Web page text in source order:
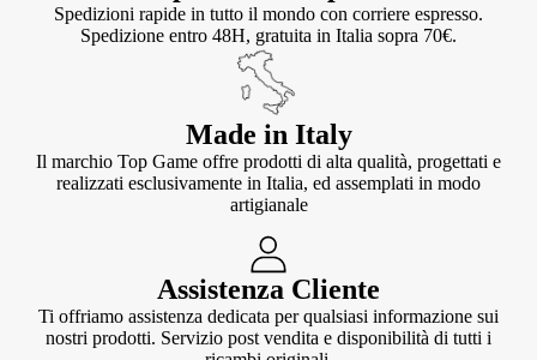
Spedizioni rapide in tutto il mondo con corriere espresso.
Spedizione entro 48H, gratuita in Italia sopra 70€.
Made in Italy
Il marchio Top Game offre prodotti di alta qualità, progettati e
realizzati esclusivamente in Italia, ed assemplati in modo
artigianale
Assistenza Cliente
Ti offriamo assistenza dedicata per qualsiasi informazione sui
nostri prodotti. Servizio post vendita e disponibilità di tutti i